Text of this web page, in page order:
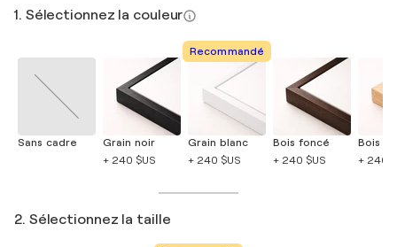
1. Sélectionnez la couleur
Sans cadre
Grain noir
+ 240 $US
Recommandé
Grain blanc
+ 240 $US
Bois foncé
+ 240 $US
Bois
+ 240
2. Sélectionnez la taille